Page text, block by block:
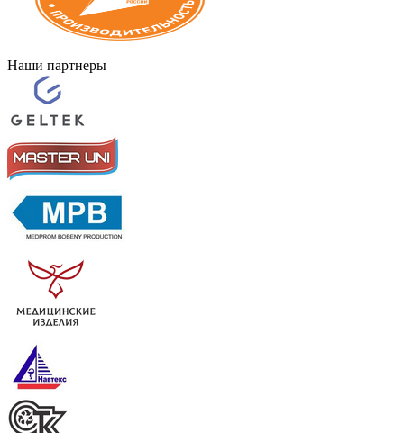
Наши партнеры